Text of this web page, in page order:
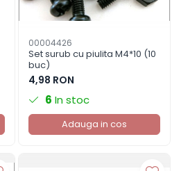
00004426
Set surub cu piulita M4*10 (10
buc)
4,98 RON
6 In stoc
Adauga in cos